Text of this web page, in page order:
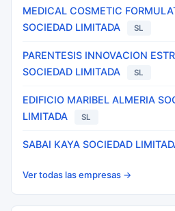
MEDICAL COSMETIC
SOCIEDAD LIMITADA
SL
PARENTESIS INNOVACION
SOCIEDAD LIMITADA
SL
EDIFICIO MARIBEL ALMERIA
LIMITADA
SL
SABAI KAYA SOCIEDAD
Ver todas las empresas →